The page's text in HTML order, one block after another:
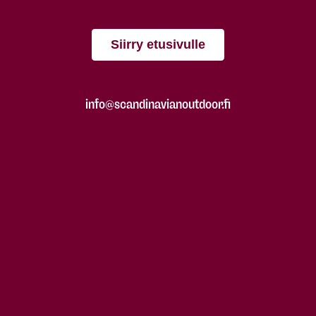
Siirry etusivulle
info@scandinavianoutdoor.fi